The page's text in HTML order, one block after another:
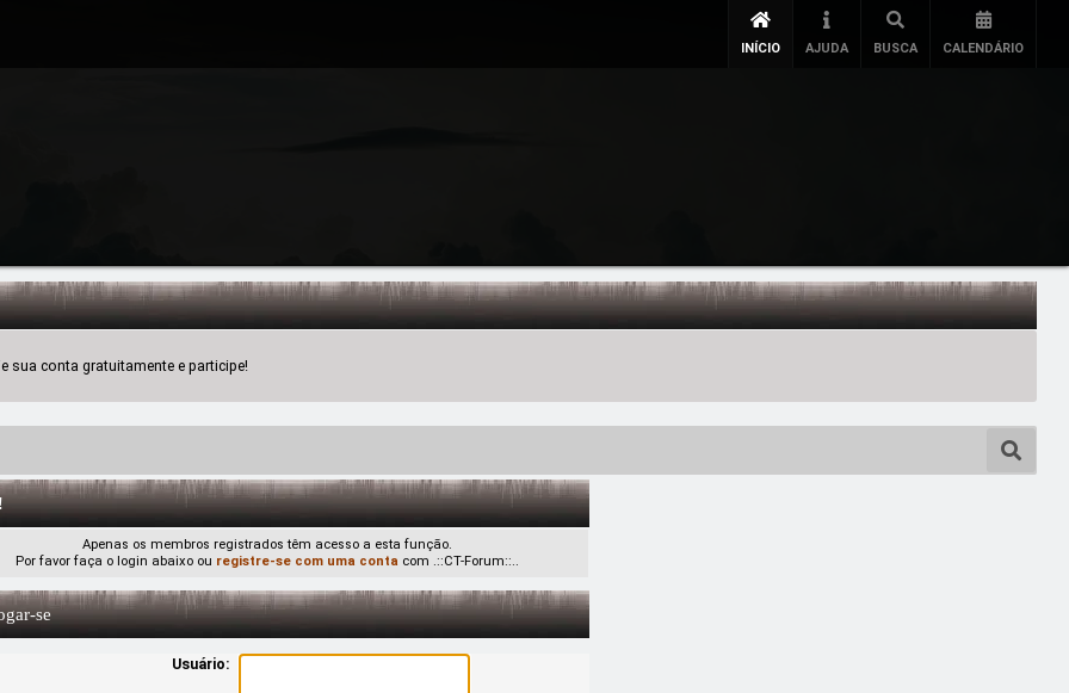
INÍCIO AJUDA BUSCA CALENDÁRIO
conta gratuitamente e participe!
Apenas os membros registrados têm acesso a esta função.
Por favor faça o login abaixo ou registre-se com uma conta com .::CT-Forum::..
se
Usuário: